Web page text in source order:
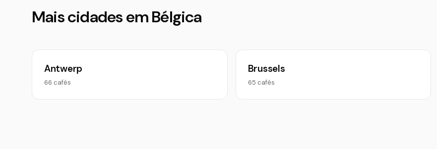
Mais cidades em Bélgica
Antwerp
66 cafés
Brussels
65 cafés